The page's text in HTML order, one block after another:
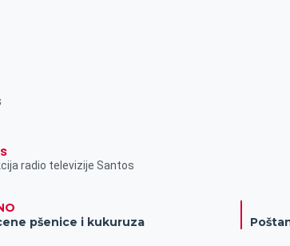
radio televizije Santos
pšenice i kukuruza